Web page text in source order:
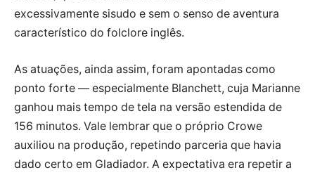
excessivamente sisudo e sem o senso de aventura
característico do folclore inglês.
As atuações, ainda assim, foram apontadas como
ponto forte — especialmente Blanchett, cuja Marianne
ganhou mais tempo de tela na versão estendida de
156 minutos. Vale lembrar que o próprio Crowe
auxiliou na produção, repetindo parceria que havia
dado certo em Gladiador. A expectativa era repetir a